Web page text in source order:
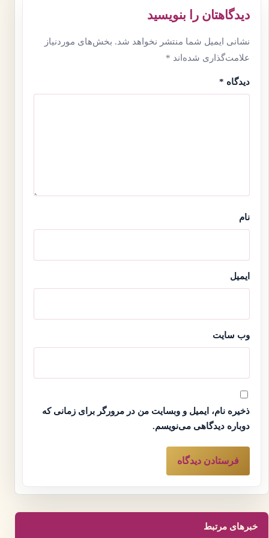
دیدگاهتان را بنویسید
نشانی ایمیل شما منتشر نخواهد شد. بخش‌های موردنیاز
علامت‌گذاری شده‌اند *
دیدگاه *
نام
ایمیل
وب‌ سایت
ذخیره نام، ایمیل و وبسایت من در مرورگر برای زمانی که
دوباره دیدگاهی می‌نویسم.
خبرهای مرتبط